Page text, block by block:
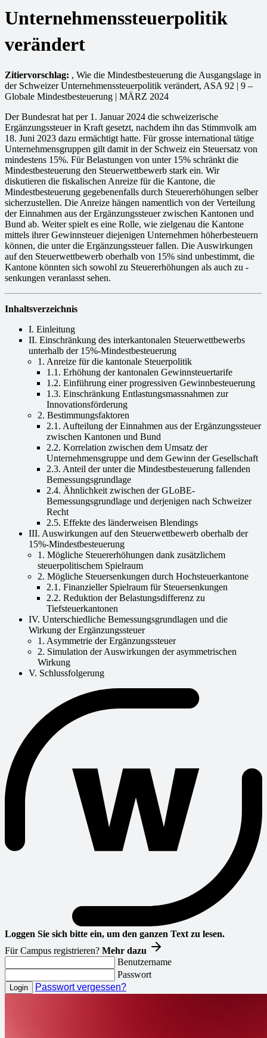
Unternehmenssteuerpolitik
verändert
Zitiervorschlag: , Wie die Mindestbesteuerung die Ausgangslage in
der Schweizer Unternehmenssteuerpolitik verändert, ASA 92 | 9 –
Globale Mindestbesteuerung | MÄRZ 2024
Der Bundesrat hat per 1. Januar 2024 die schweizerische
Ergänzungssteuer in Kraft gesetzt, nachdem ihn das Stimmvolk am
18. Juni 2023 dazu ermächtigt hatte. Für grosse international tätige
Unternehmensgruppen gilt damit in der Schweiz ein Steuersatz von
mindestens 15%. Für Belastungen von unter 15% schränkt die
Mindestbesteuerung den Steuerwettbewerb stark ein. Wir
diskutieren die fiskalischen Anreize für die Kantone, die
Mindestbesteuerung gegebenenfalls durch Steuererhöhungen selber
sicherzustellen. Die Anreize hängen namentlich von der Verteilung
der Einnahmen aus der Ergänzungssteuer zwischen Kantonen und
Bund ab. Weiter spielt es eine Rolle, wie zielgenau die Kantone
mittels ihrer Gewinnsteuer diejenigen Unternehmen höherbesteuern
können, die unter die Ergänzungssteuer fallen. Die Auswirkungen
auf den Steuerwettbewerb oberhalb von 15% sind unbestimmt, die
Kantone könnten sich sowohl zu Steuererhöhungen als auch zu -
senkungen veranlasst sehen.
Inhaltsverzeichnis
I. Einleitung
II. Einschränkung des interkantonalen Steuerwettbewerbs
unterhalb der 15%-Mindestbesteuerung
1. Anreize für die kantonale Steuerpolitik
1.1. Erhöhung der kantonalen Gewinnsteuertarife
1.2. Einführung einer progressiven Gewinnbesteuerung
1.3. Einschränkung Entlastungsmassnahmen zur
Innovationsförderung
2. Bestimmungsfaktoren
2.1. Aufteilung der Einnahmen aus der Ergänzungssteuer
zwischen Kantonen und Bund
2.2. Korrelation zwischen dem Umsatz der
Unternehmensgruppe und dem Gewinn der Gesellschaft
2.3. Anteil der unter die Mindestbesteuerung fallenden
Bemessungsgrundlage
2.4. Ähnlichkeit zwischen der GLoBE-
Bemessungsgrundlage und derjenigen nach Schweizer
Recht
2.5. Effekte des länderweisen Blendings
III. Auswirkungen auf den Steuerwettbewerb oberhalb der
15%-Mindestbesteuerung
1. Mögliche Steuererhöhungen dank zusätzlichem
steuerpolitischem Spielraum
2. Mögliche Steuersenkungen durch Hochsteuerkantone
2.1. Finanzieller Spielraum für Steuersenkungen
2.2. Reduktion der Belastungsdifferenz zu
Tiefsteuerkantonen
IV. Unterschiedliche Bemessungsgrundlagen und die
Wirkung der Ergänzungssteuer
1. Asymmetrie der Ergänzungssteuer
2. Simulation der Auswirkungen der asymmetrischen
Wirkung
V. Schlussfolgerung
Loggen Sie sich bitte ein, um den ganzen Text zu lesen.
Für Campus registrieren? Mehr dazu
Benutzername
Passwort
Passwort vergessen?